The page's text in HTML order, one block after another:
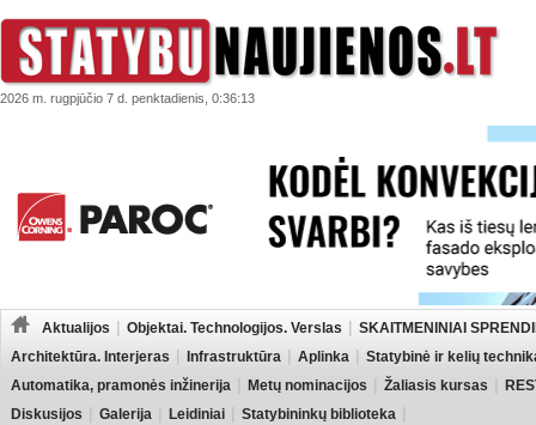
2026 m. rugpjūčio 7 d. penktadienis, 0:36:13
Aktualijos Objektai. Technologijos. Verslas
SKAITMENINIAI
Architektūra. Interjeras
Infrastruktūra Aplinka
Statybinė ir kelių
Automatika, pramonės inžinerija
Metų nominacijos Žaliasis kursas
Diskusijos
Galerija Leidiniai Statybininkų biblioteka